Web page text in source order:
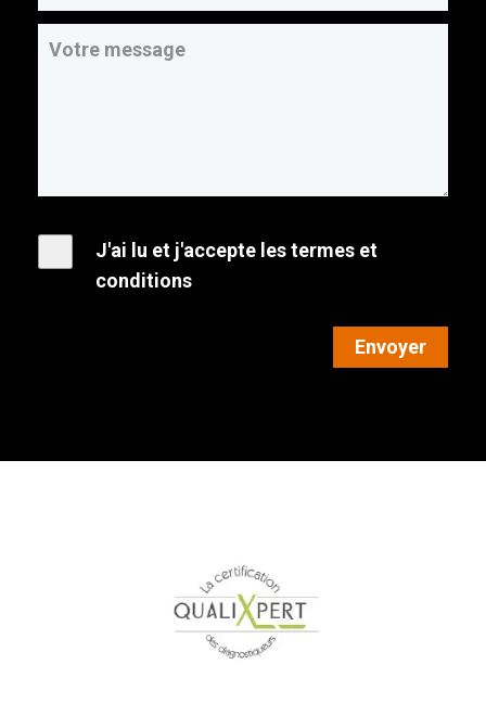
J'ai lu et j'accepte les termes et
conditions
Envoyer